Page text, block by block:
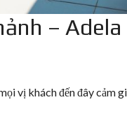
– Adela
vị khách đến đây cảm